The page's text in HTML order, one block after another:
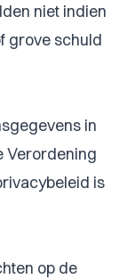
niet indien
grove schuld
in
Verordening
is
op de